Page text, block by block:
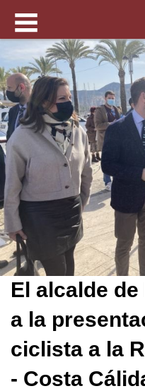
El alcalde
a la
ciclista a la
- Costa